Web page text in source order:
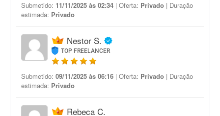
Submetido: 11/11/2025 às 02:34 | Oferta: Privado | Duração
estimada: Privado
Nestor S.
TOP FREELANCER
Submetido: 09/11/2025 às 06:16 | Oferta: Privado | Duração
estimada: Privado
Rebeca C.